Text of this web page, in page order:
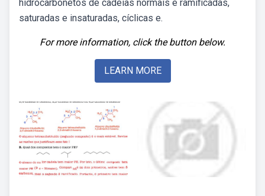
hidrocarbonetos de cadeias normais e ramificadas,
saturadas e insaturadas, cíclicas e.
For more information, click the button below.
LEARN MORE